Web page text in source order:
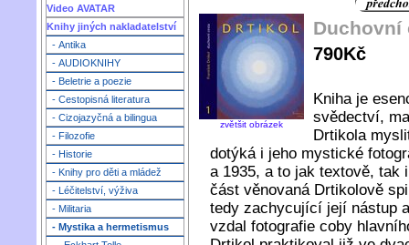
Video AVATAR
Knihy jiných nakladatelství
- Antika
- AUDIOKNIHY
- Beletrie a poezie
- Cestopisná literatura
- Cizojazyčná a bilingua
- Filozofie
- Historie
- Knihy pro děti a mládež
- Léčitelství, výživa
- Militaria
- Mystika a hermetismus
zvětšit obrázek
Duchovní
790Kč
Kniha je
svědectví,
Drtikola
dotýká i jeho mystické
a 1935, a to jak textově, tak
část věnovaná Drtikolově
tedy zachycující její nástup
vzdal fotografie coby